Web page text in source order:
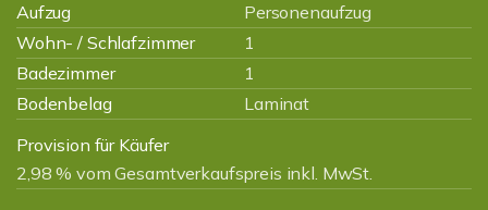
Aufzug
Personenaufzug
Wohn- / Schlafzimmer
1
Badezimmer
1
Bodenbelag
Laminat
Provision für Käufer
2,98 % vom Gesamtverkaufspreis inkl. MwSt.